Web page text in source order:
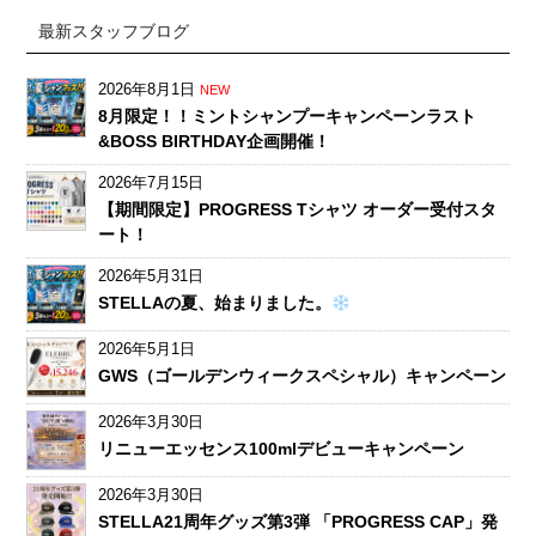
最新スタッフブログ
2026年8月1日 NEW
8月限定！！ミントシャンプーキャンペーンラスト
&BOSS BIRTHDAY企画開催！
2026年7月15日
【期間限定】PROGRESS Tシャツ オーダー受付スタ
ート！
2026年5月31日
STELLAの夏、始まりました。
2026年5月1日
GWS（ゴールデンウィークスペシャル）キャンペーン
2026年3月30日
リニューエッセンス100mlデビューキャンペーン
2026年3月30日
STELLA21周年グッズ第3弾 「PROGRESS CAP」発